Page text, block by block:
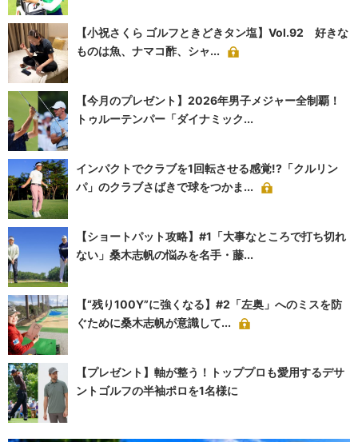
【小祝さくら ゴルフときどきタン塩】Vol.92 好きな
ものは魚、ナマコ酢、シャ...
【今月のプレゼント】2026年男子メジャー全制覇！
トゥルーテンパー「ダイナミック...
インパクトでクラブを1回転させる感覚!?「クルリン
パ」のクラブさばきで球をつかま...
【ショートパット攻略】#1「大事なところで打ち切れ
ない」桑木志帆の悩みを名手・藤...
【“残り100Y”に強くなる】#2「左奥」へのミスを防
ぐために桑木志帆が意識して...
【プレゼント】軸が整う！トッププロも愛用するデサ
ントゴルフの半袖ポロを1名様に